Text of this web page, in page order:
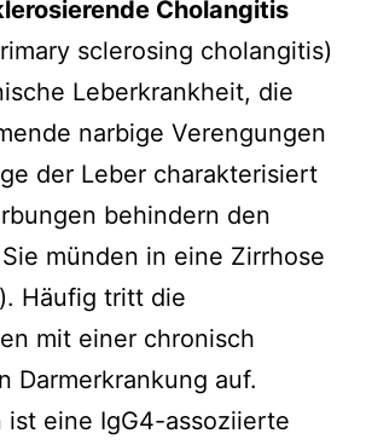
Cholangitis
sclerosing cholangitis)
Leberkrankheit, die
narbige Verengungen
der Leber charakterisiert
behindern den
münden in eine Zirrhose
Häufig tritt die
mit einer chronisch
Darmerkrankung auf.
ist eine IgG4-assoziierte